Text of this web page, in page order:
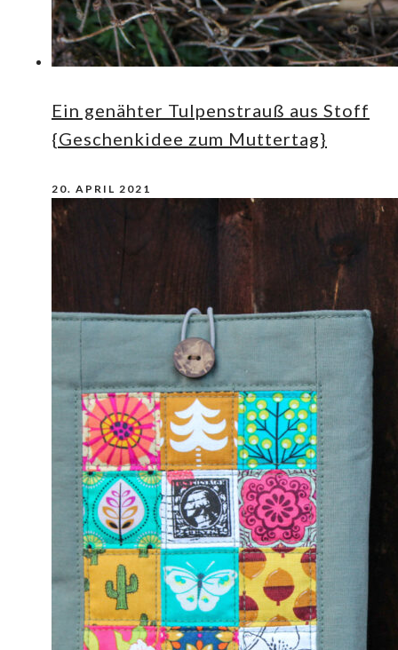
Ein genähter Tulpenstrauß aus Stoff
{Geschenkidee zum Muttertag}
20. APRIL 2021